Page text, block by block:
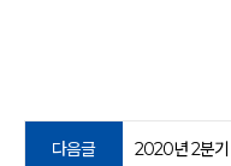
다음글 2020년 2분기